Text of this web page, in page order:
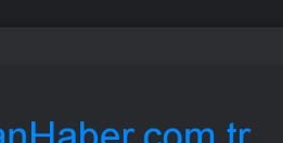
Hüseyin Başaran’a tutuklama talebi